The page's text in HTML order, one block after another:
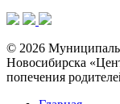
© 2026
Новосибирска
попечения